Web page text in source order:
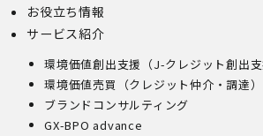
お役立ち情報
サービス紹介
環境価値創出支援（J-クレジット創出支
環境価値売買（クレジット仲介・調達）
ブランドコンサルティング
GX-BPO advance